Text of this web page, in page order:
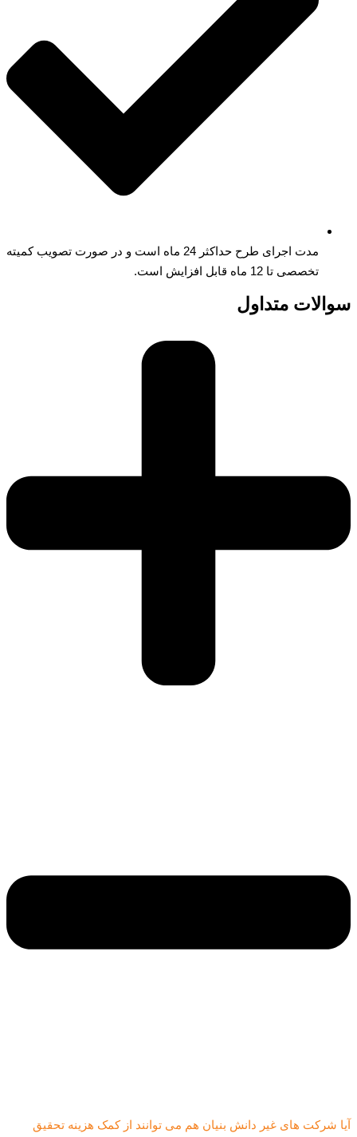
مدت اجرای طرح حداکثر 24 ماه است و در صورت تصویب کمیته
تخصصی تا 12 ماه قابل افزایش است.
سوالات متداول
آیا شرکت های غیر دانش بنیان هم می توانند از کمک هزینه تحقیق